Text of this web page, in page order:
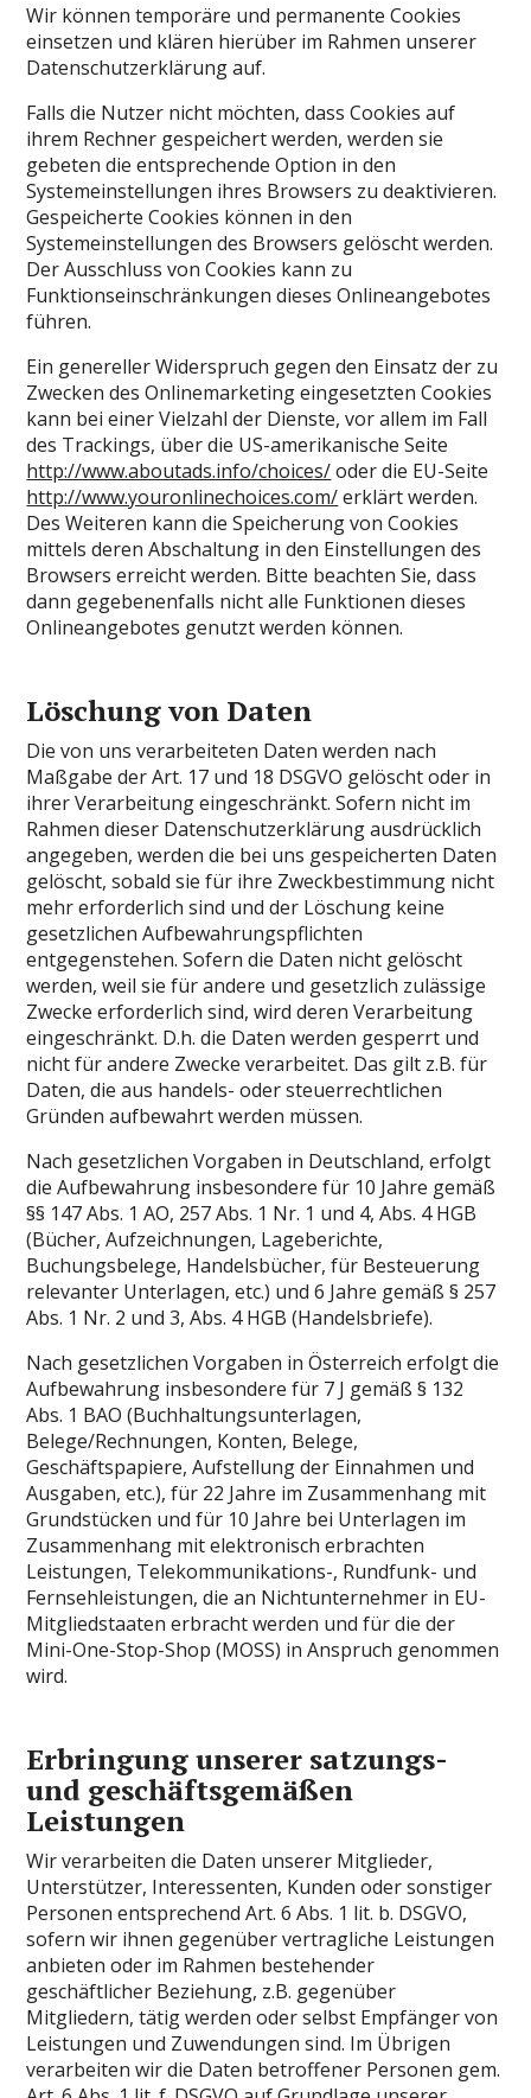
Wir können temporäre und permanente Cookies
einsetzen und klären hierüber im Rahmen unserer
Datenschutzerklärung auf.
Falls die Nutzer nicht möchten, dass Cookies auf
ihrem Rechner gespeichert werden, werden sie
gebeten die entsprechende Option in den
Systemeinstellungen ihres Browsers zu deaktivieren.
Gespeicherte Cookies können in den
Systemeinstellungen des Browsers gelöscht werden.
Der Ausschluss von Cookies kann zu
Funktionseinschränkungen dieses Onlineangebotes
führen.
Ein genereller Widerspruch gegen den Einsatz der zu
Zwecken des Onlinemarketing eingesetzten Cookies
kann bei einer Vielzahl der Dienste, vor allem im Fall
des Trackings, über die US-amerikanische Seite
http://www.aboutads.info/choices/oder die EU-Seite
http://www.youronlinechoices.com/erklärt werden.
Des Weiteren kann die Speicherung von Cookies
mittels deren Abschaltung in den Einstellungen des
Browsers erreicht werden. Bitte beachten Sie, dass
dann gegebenenfalls nicht alle Funktionen dieses
Onlineangebotes genutzt werden können.
Löschung von Daten
Die von uns verarbeiteten Daten werden nach
Maßgabe der Art. 17 und 18 DSGVO gelöscht oder in
ihrer Verarbeitung eingeschränkt. Sofern nicht im
Rahmen dieser Datenschutzerklärung ausdrücklich
angegeben, werden die bei uns gespeicherten Daten
gelöscht, sobald sie für ihre Zweckbestimmung nicht
mehr erforderlich sind und der Löschung keine
gesetzlichen Aufbewahrungspflichten
entgegenstehen. Sofern die Daten nicht gelöscht
werden, weil sie für andere und gesetzlich zulässige
Zwecke erforderlich sind, wird deren Verarbeitung
eingeschränkt. D.h. die Daten werden gesperrt und
nicht für andere Zwecke verarbeitet. Das gilt z.B. für
Daten, die aus handels- oder steuerrechtlichen
Gründen aufbewahrt werden müssen.
Nach gesetzlichen Vorgaben in Deutschland, erfolgt
die Aufbewahrung insbesondere für 10 Jahre gemäß
§§ 147 Abs. 1 AO, 257 Abs. 1 Nr. 1 und 4, Abs. 4 HGB
(Bücher, Aufzeichnungen, Lageberichte,
Buchungsbelege, Handelsbücher, für Besteuerung
relevanter Unterlagen, etc.) und 6 Jahre gemäß § 257
Abs. 1 Nr. 2 und 3, Abs. 4 HGB (Handelsbriefe).
Nach gesetzlichen Vorgaben in Österreich erfolgt die
Aufbewahrung insbesondere für 7 J gemäß § 132
Abs. 1 BAO (Buchhaltungsunterlagen,
Belege/Rechnungen, Konten, Belege,
Geschäftspapiere, Aufstellung der Einnahmen und
Ausgaben, etc.), für 22 Jahre im Zusammenhang mit
Grundstücken und für 10 Jahre bei Unterlagen im
Zusammenhang mit elektronisch erbrachten
Leistungen, Telekommunikations-, Rundfunk- und
Fernsehleistungen, die an Nichtunternehmer in EU-
Mitgliedstaaten erbracht werden und für die der
Mini-One-Stop-Shop (MOSS) in Anspruch genommen
wird.
Erbringung unserer satzungs-
und geschäftsgemäßen
Leistungen
Wir verarbeiten die Daten unserer Mitglieder,
Unterstützer, Interessenten, Kunden oder sonstiger
Personen entsprechend Art. 6 Abs. 1 lit. b. DSGVO,
sofern wir ihnen gegenüber vertragliche Leistungen
anbieten oder im Rahmen bestehender
geschäftlicher Beziehung, z.B. gegenüber
Mitgliedern, tätig werden oder selbst Empfänger von
Leistungen und Zuwendungen sind. Im Übrigen
verarbeiten wir die Daten betroffener Personen gem.